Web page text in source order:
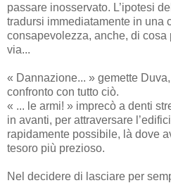
passare inosservato. L’ipotesi
tradursi immediatamente in una
consapevolezza, anche, di cosa
via...
« Dannazione... » gemette
confronto con tutto ciò.
« ... le armi! » imprecò a denti
in avanti, per attraversare
rapidamente possibile, là dove
tesoro più prezioso.
Nel decidere di lasciare per